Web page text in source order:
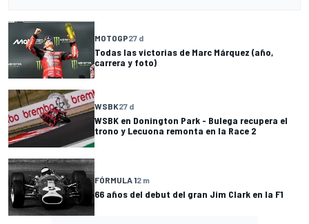
MOTOGP27 d
Todas las victorias de Marc Márquez (año,
carrera y foto)
WSBK27 d
WSBK en Donington Park - Bulega recupera el
trono y Lecuona remonta en la Race 2
FÓRMULA 12 m
66 años del debut del gran Jim Clark en la F1